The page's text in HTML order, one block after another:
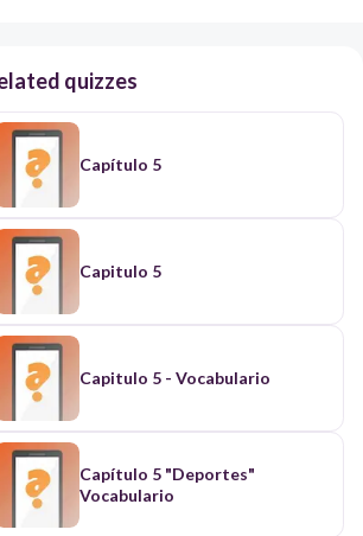
quizzes
Capítulo 5
Capitulo 5
Capitulo 5 - Vocabulario
Capítulo 5 "Deportes"
Vocabulario